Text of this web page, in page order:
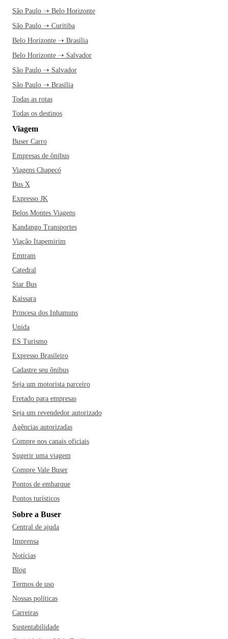
São Paulo ➝ Belo Horizonte
São Paulo ➝ Curitiba
Belo Horizonte ➝ Brasília
Belo Horizonte ➝ Salvador
São Paulo ➝ Salvador
São Paulo ➝ Brasília
Todas as rotas
Todas os destinos
Viagem
Buser Carro
Empresas de ônibus
Viagens Chapecó
Bus X
Expresso JK
Belos Montes Viagens
Kandango Transportes
Viação Itapemirim
Emtram
Catedral
Star Bus
Kaissara
Princesa dos Inhamuns
Unida
ES Turismo
Expresso Brasileiro
Cadastre seu ônibus
Seja um motorista parceiro
Fretado para empresas
Seja um revendedor autorizado
Agências autorizadas
Compre nos canais oficiais
Sugerir uma viagem
Compre Vale Buser
Pontos de embarque
Pontos turísticos
Sobre a Buser
Central de ajuda
Imprensa
Notícias
Blog
Termos de uso
Nossas políticas
Carreiras
Sustentabilidade